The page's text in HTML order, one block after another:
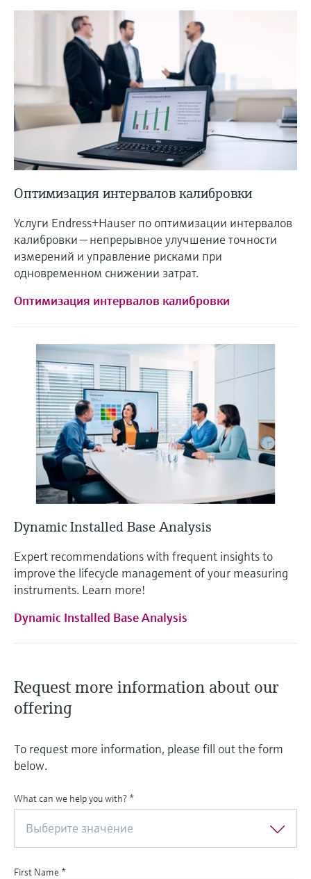
Оптимизация интервалов калибровки
Услуги Endress+Hauser по оптимизации интервалов
калибровки — непрерывное улучшение точности
измерений и управление рисками при
одновременном снижении затрат.
Оптимизация интервалов калибровки
Dynamic Installed Base Analysis
Expert recommendations with frequent insights to
improve the lifecycle management of your measuring
instruments. Learn more!
Dynamic Installed Base Analysis
Request more information about our
offering
To request more information, please fill out the form
below.
What can we help you with? *
Выберите значение
First Name *